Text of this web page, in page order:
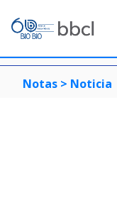
Notas > Noticia